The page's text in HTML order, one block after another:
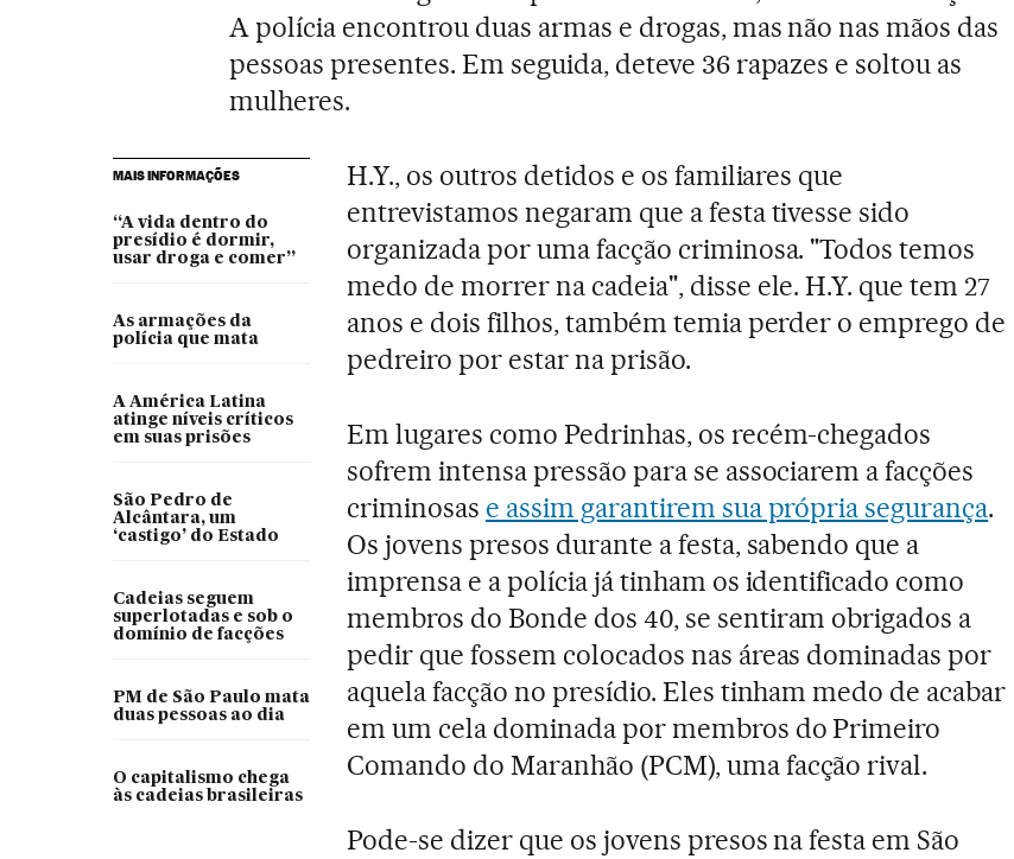
A polícia encontrou duas armas e drogas, mas não nas mãos das
pessoas presentes. Em seguida, deteve 36 rapazes e soltou as
mulheres.
MAIS INFORMAÇÕES
“A vida dentro do
presídio é dormir,
usar droga e comer”
As armações da
polícia que mata
A América Latina
atinge níveis críticos
em suas prisões
São Pedro de
Alcântara, um
‘castigo’ do Estado
Cadeias seguem
superlotadas e sob o
domínio de facções
PM de São Paulo mata
duas pessoas ao dia
O capitalismo chega
às cadeias brasileiras
H.Y., os outros detidos e os familiares que
entrevistamos negaram que a festa tivesse sido
organizada por uma facção criminosa. "Todos temos
medo de morrer na cadeia", disse ele. H.Y. que tem 27
anos e dois filhos, também temia perder o emprego de
pedreiro por estar na prisão.
Em lugares como Pedrinhas, os recém-chegados
sofrem intensa pressão para se associarem a facções
criminosas e assim garantirem sua própria segurança.
Os jovens presos durante a festa, sabendo que a
imprensa e a polícia já tinham os identificado como
membros do Bonde dos 40, se sentiram obrigados a
pedir que fossem colocados nas áreas dominadas por
aquela facção no presídio. Eles tinham medo de acabar
em um cela dominada por membros do Primeiro
Comando do Maranhão (PCM), uma facção rival.
Pode-se dizer que os jovens presos na festa em São